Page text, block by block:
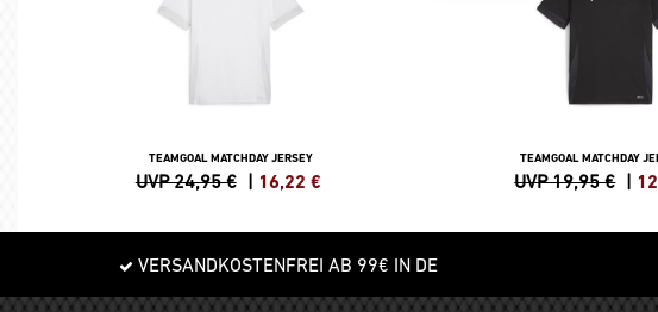
TEAMGOAL MATCHDAY JERSEY
UVP 24,95 € | 16,22 €
TEAMGOAL MATCHDAY
UVP 19,95 € |
VERSANDKOSTENFREI AB 99€ IN DE